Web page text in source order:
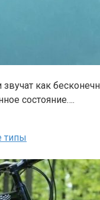
как
состояние….
типы